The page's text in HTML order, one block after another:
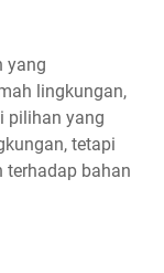
yang
lingkungan,
pilihan yang
tetapi
terhadap bahan